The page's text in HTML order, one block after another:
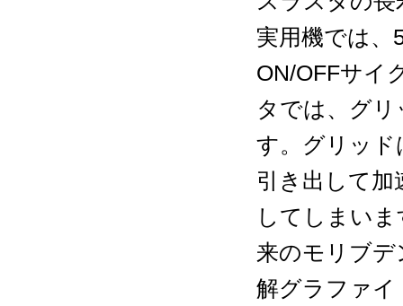
実用機では、
ON/OFFサイ
タでは、グ
す。グリッ
引き出して加
してしまい
来のモリブ
解グラファイ